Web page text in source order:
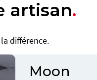
artisan.
différence.
Moon